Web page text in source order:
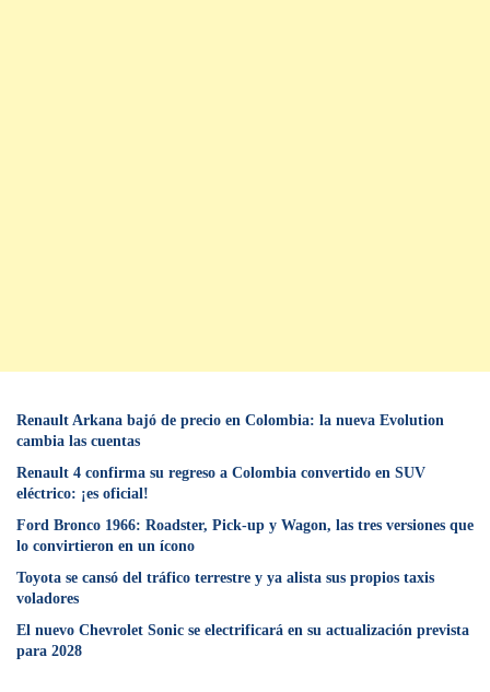
Renault Arkana bajó de precio en Colombia: la nueva Evolution
cambia las cuentas
Renault 4 confirma su regreso a Colombia convertido en SUV
eléctrico: ¡es oficial!
Ford Bronco 1966: Roadster, Pick-up y Wagon, las tres versiones que
lo convirtieron en un ícono
Toyota se cansó del tráfico terrestre y ya alista sus propios taxis
voladores
El nuevo Chevrolet Sonic se electrificará en su actualización prevista
para 2028